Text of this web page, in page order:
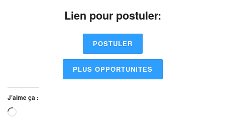
Lien pour postuler:
POSTULER
PLUS OPPORTUNITES
J’aime ça :